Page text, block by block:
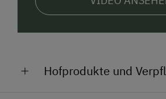
Spielplatzfür unsere kleineren
Frühstückskorb auf Wunsch täglich
Hofprodukte und